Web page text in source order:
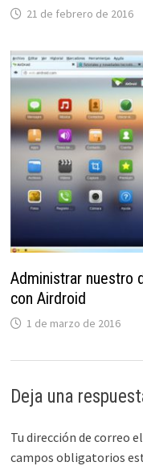
21 de febrero de 2016
Administrar nuestro
con Airdroid
1 de marzo de 2016
Deja una
Tu dirección de correo
campos obligatorios